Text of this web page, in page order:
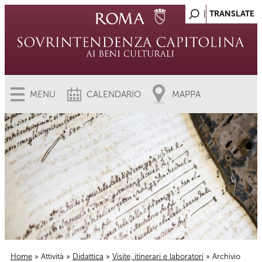
MENU CALENDARIO MAPPA
Home » Attività » Didattica » Visite, itinerari e laboratori » Archivio